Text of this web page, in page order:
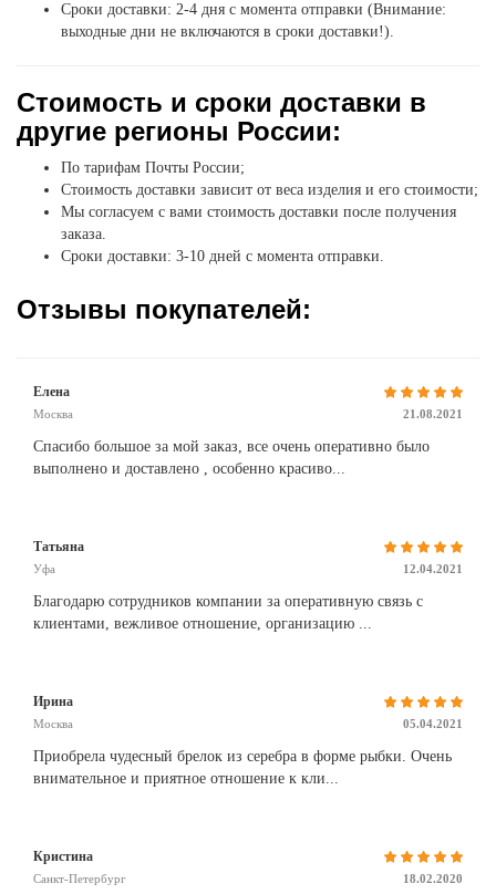
Сроки доставки: 2-4 дня с момента отправки (Внимание:
выходные дни не включаются в сроки доставки!).
Стоимость и сроки доставки в
другие регионы России:
По тарифам Почты России;
Стоимость доставки зависит от веса изделия и его стоимости;
Мы согласуем с вами стоимость доставки после получения
заказа.
Сроки доставки: 3-10 дней с момента отправки.
Отзывы покупателей:
Елена
Москва 21.08.2021
Спасибо большое за мой заказ, все очень оперативно было
выполнено и доставлено , особенно красиво...
Татьяна
Уфа 12.04.2021
Благодарю сотрудников компании за оперативную связь с
клиентами, вежливое отношение, организацию ...
Ирина
Москва 05.04.2021
Приобрела чудесный брелок из серебра в форме рыбки. Очень
внимательное и приятное отношение к кли...
Кристина
Санкт-Петербург 18.02.2020